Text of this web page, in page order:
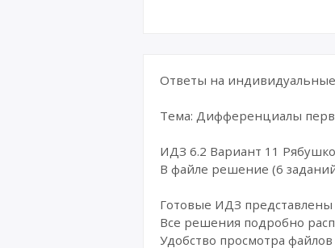
Ответы на
Тема: Дифференциалы
ИДЗ 6.2 Вариант 11
В файле решение (6
Готовые ИДЗ
Все решения подробно
Удобство просмотра